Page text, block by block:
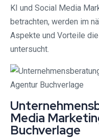
KI und Social Media
betrachten, werden im
Aspekte und Vorteile
untersucht.
Media
Buchverlage